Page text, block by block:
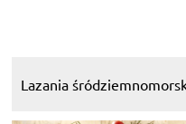
Lazania